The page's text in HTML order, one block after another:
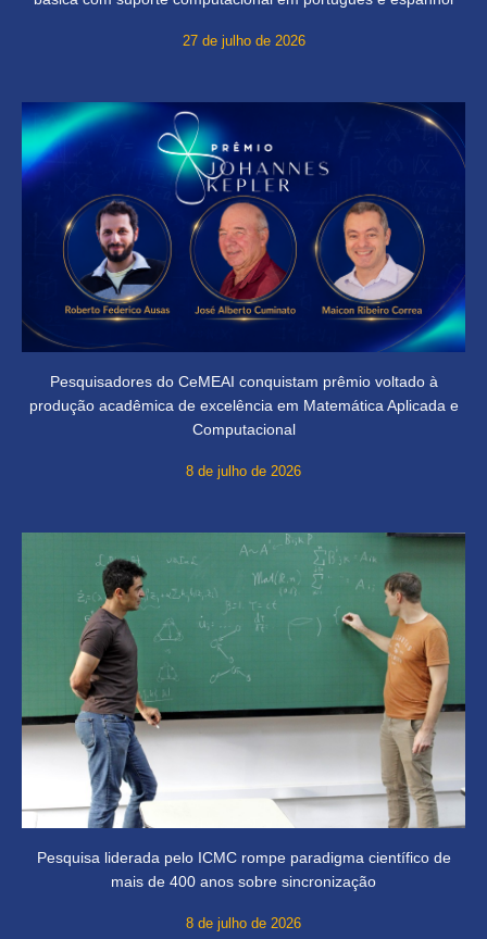
27 de julho de 2026
Pesquisadores do CeMEAI conquistam prêmio voltado à
produção acadêmica de excelência em Matemática Aplicada e
Computacional
8 de julho de 2026
Pesquisa liderada pelo ICMC rompe paradigma científico de
mais de 400 anos sobre sincronização
8 de julho de 2026